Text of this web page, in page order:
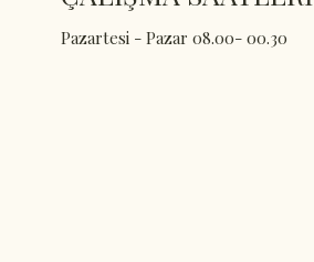
Pazartesi - Pazar 08.00- 00.30